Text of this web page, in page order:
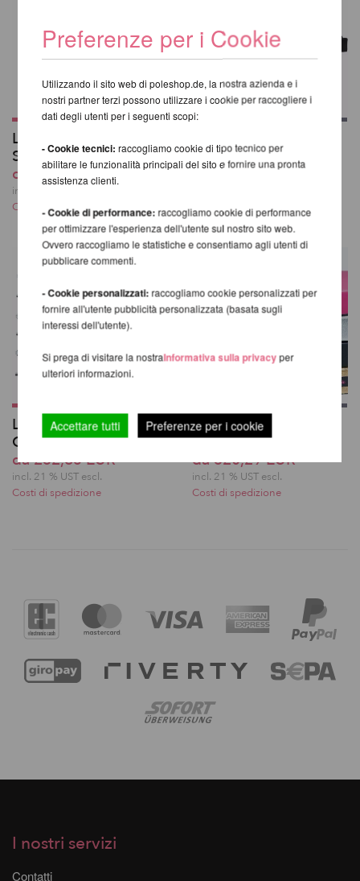
Lollipop per Lupit
Stage
da 344,70 EUR
incl. 21 % UST escl.
Costi di spedizione
Lupit Pole Classic
91,41 EUR
Costi di spedizione
Lupit Pole Stage -
Gambe
da 232,85 EUR
incl. 21 % UST escl.
Costi di spedizione
Lupit Pole Mat
Premium 150 cm
da 320,29 EUR
incl. 21 % UST escl.
Costi di spedizione
I nostri servizi
Contatti
Preferenze per i Cookie
Utilizzando il sito web di poleshop.de, la nostra azienda e i
nostri partner terzi possono utilizzare i cookie per raccogliere i
dati degli utenti per i seguenti scopi:
- Cookie tecnici: raccogliamo cookie di tipo tecnico per
abilitare le funzionalità principali del sito e fornire una pronta
assistenza clienti.
- Cookie di performance: raccogliamo cookie di performance
per ottimizzare l'esperienza dell'utente sul nostro sito web.
Ovvero raccogliamo le statistiche e consentiamo agli utenti di
pubblicare commenti.
- Cookie personalizzati: raccogliamo cookie personalizzati per
fornire all'utente pubblicità personalizzata (basata sugli
interessi dell'utente).
Si prega di visitare la nostraInformativa sulla privacyper
ulteriori informazioni.
Accettare tutti Preferenze per i cookie